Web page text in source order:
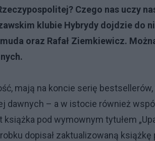
Czego nas uczy
klubie Hybrydy dojdzie do
oraz Rafał Ziemkiewicz.
mają na koncie serię
– a w istocie również
pod wymownym tytułem
dopisał zaktualizowaną książkę